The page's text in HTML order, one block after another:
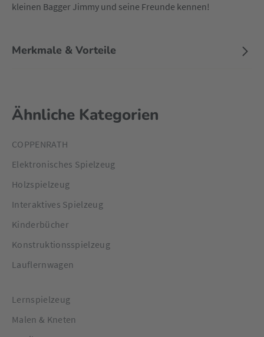
kleinen Bagger Jimmy und seine Freunde kennen!
Merkmale & Vorteile
Ähnliche Kategorien
COPPENRATH
Elektronisches Spielzeug
Holzspielzeug
Interaktives Spielzeug
Kinderbücher
Konstruktionsspielzeug
Lauflernwagen
Lernspielzeug
Malen & Kneten